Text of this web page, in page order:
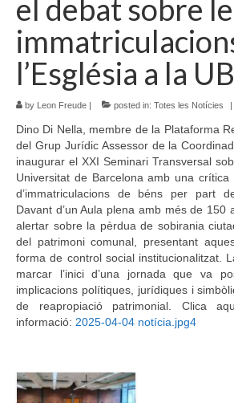
el debat sobre
l’Església a la UB
by Leon Freude | posted in: Totes les Notícies |
Dino Di Nella, membre de la Plataforma
del Grup Jurídic Assessor de la
inaugurar el XXI Seminari Transversal
Universitat de Barcelona amb una
d’immatriculacions de béns per part de
Davant d’un Aula plena amb més de 150
alertar sobre la pèrdua de sobirania
del patrimoni comunal, presentant
forma de control social institucionalitzat.
marcar l’inici d’una jornada que va
implicacions polítiques, jurídiques i
de reapropiació patrimonial. Clica
informació: 2025-04-04 notícia.jpg4